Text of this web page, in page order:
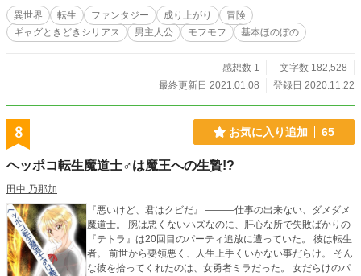
にも出会う（絡まれる）って、どういう事。 神様（自称）との出会いはオリジ
ナルダンジョン。 そこは、他では見られないモンスターが多数生息し、罠も独
特のものが多い。 ダンジョン制覇者の称号を狙うもの、一攫千金を夢見るも
再現出来るんだよ、すごくない、 おいしいってもの食べると皆、笑顔になれる
よ。 うぐぐぐぐ、その通りなんだけど、 うなづいてしまうのは、 なんか納得
できない。なんかくやしい。 主人公の悩みは続きます。 基本ほのぼの、時々ざ
まぁ、ファンタジーとグルメをはさんで成り上がります。 小説家になろう、カ
クヨムでも投稿しております。
異世界 転生 ファンタジー 成り上がり
冒険
ギャグときどきシリアス
男主人公 モフモフ 基本ほのぼの
感想数 1
文字数 182,528
最終更新日 2021.01.08
登録日 2020.11.22
8 お気に入り追加 65
ヘッポコ転生魔道士♂は魔王への生贄!?
田中 乃那加
『悪いけど、君はクビだ』 ―――仕事の出来ない、ダメダメ
魔道士。 腕は悪くないハズなのに、肝心な所で失敗ばかりの
『テトラ』は20回目のパーティ追放に遭っていた。 彼は転生
者。 前世から要領悪く、人生上手くいかない事だらけ。 そん
な彼を拾ってくれたのは、女勇者ミラだった。 女だらけのパ